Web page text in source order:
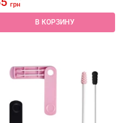
грн
В КОРЗИНУ